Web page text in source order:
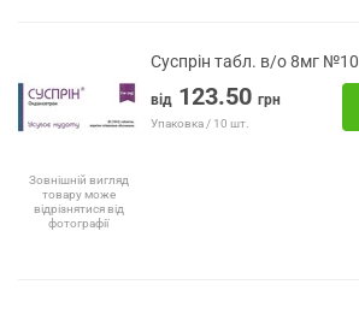
Зовнішній вигляд
товару може
відрізнятися від
фотографії
Суспрін табл. в/о 8мг №10
від 123.50 грн
Упаковка / 10 шт.